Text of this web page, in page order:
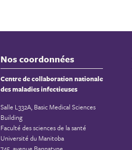
Nos coordonnées
Centre de collaboration nationale
des maladies infectieuses
Salle L332A, Basic Medical Sciences
Building
Faculté des sciences de la santé
Université du Manitoba